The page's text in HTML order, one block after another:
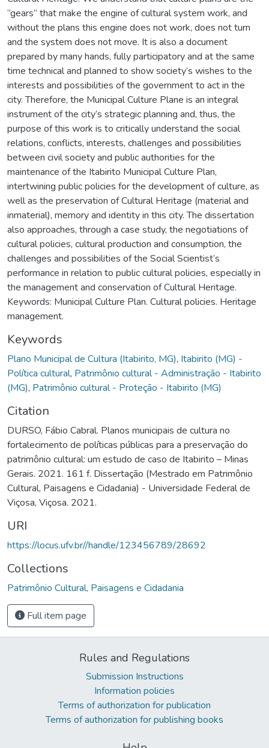
“gears” that make the engine of cultural system work, and
without the plans this engine does not work, does not turn
and the system does not move. It is also a document
prepared by many hands, fully participatory and at the same
time technical and planned to show society’s wishes to the
interests and possibilities of the government to act in the
city. Therefore, the Municipal Culture Plane is an integral
instrument of the city’s strategic planning and, thus, the
purpose of this work is to critically understand the social
relations, conflicts, interests, challenges and possibilities
between civil society and public authorities for the
maintenance of the Itabirito Municipal Culture Plan,
intertwining public policies for the development of culture, as
well as the preservation of Cultural Heritage (material and
inmaterial), memory and identity in this city. The dissertation
also approaches, through a case study, the negotiations of
cultural policies, cultural production and consumption, the
challenges and possibilities of the Social Scientist’s
performance in relation to public cultural policies, especially in
the management and conservation of Cultural Heritage.
Keywords: Municipal Culture Plan. Cultural policies. Heritage
management.
Keywords
Plano Municipal de Cultura (Itabirito, MG), Itabirito (MG) -
Política cultural, Patrimônio cultural - Administração - Itabirito
(MG), Patrimônio cultural - Proteção - Itabirito (MG)
Citation
DURSO, Fábio Cabral. Planos municipais de cultura no
fortalecimento de políticas públicas para a preservação do
patrimônio cultural: um estudo de caso de Itabirito – Minas
Gerais. 2021. 161 f. Dissertação (Mestrado em Patrimônio
Cultural, Paisagens e Cidadania) - Universidade Federal de
Viçosa, Viçosa. 2021.
URI
https://locus.ufv.br//handle/123456789/28692
Collections
Patrimônio Cultural, Paisagens e Cidadania
Full item page
Rules and Regulations
Submission Instructions
Information policies
Terms of authorization for publication
Terms of authorization for publishing books